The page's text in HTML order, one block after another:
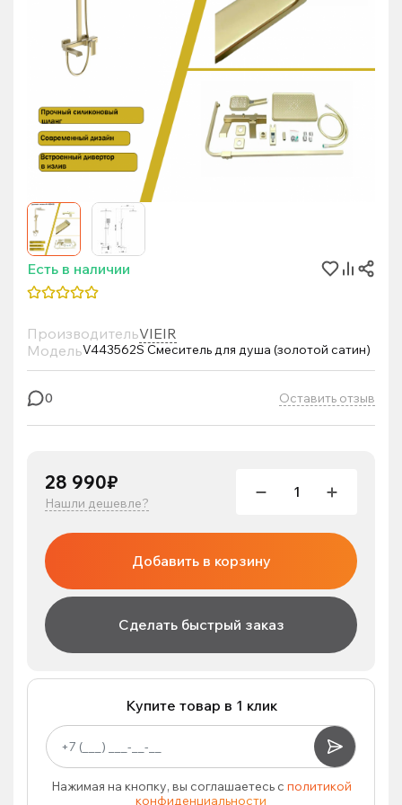
Есть в наличии
ПроизводительVIEIR
МодельV443562S Смеситель для душа (золотой сатин)
0 Оставить отзыв
28 990₽
Нашли дешевле?
Добавить в корзину
Сделать быстрый заказ
Купите товар в 1 клик
Нажимая на кнопку, вы соглашаетесь с политикой
конфиденциальности